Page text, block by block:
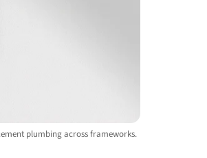
plumbing across frameworks.